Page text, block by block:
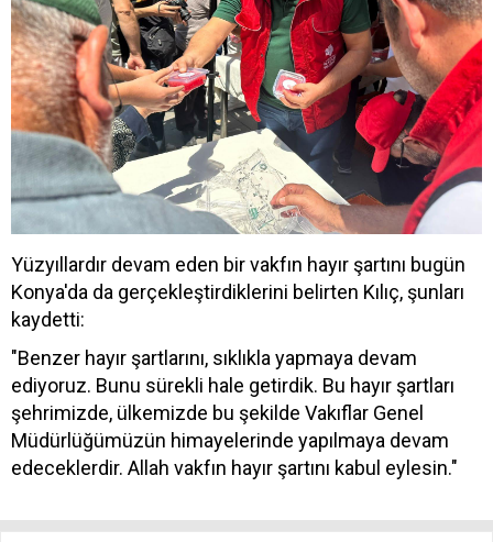
Yüzyıllardır devam eden bir vakfın hayır şartını bugün
Konya'da da gerçekleştirdiklerini belirten Kılıç, şunları
kaydetti:
"Benzer hayır şartlarını, sıklıkla yapmaya devam
ediyoruz. Bunu sürekli hale getirdik. Bu hayır şartları
şehrimizde, ülkemizde bu şekilde Vakıflar Genel
Müdürlüğümüzün himayelerinde yapılmaya devam
edeceklerdir. Allah vakfın hayır şartını kabul eylesin."